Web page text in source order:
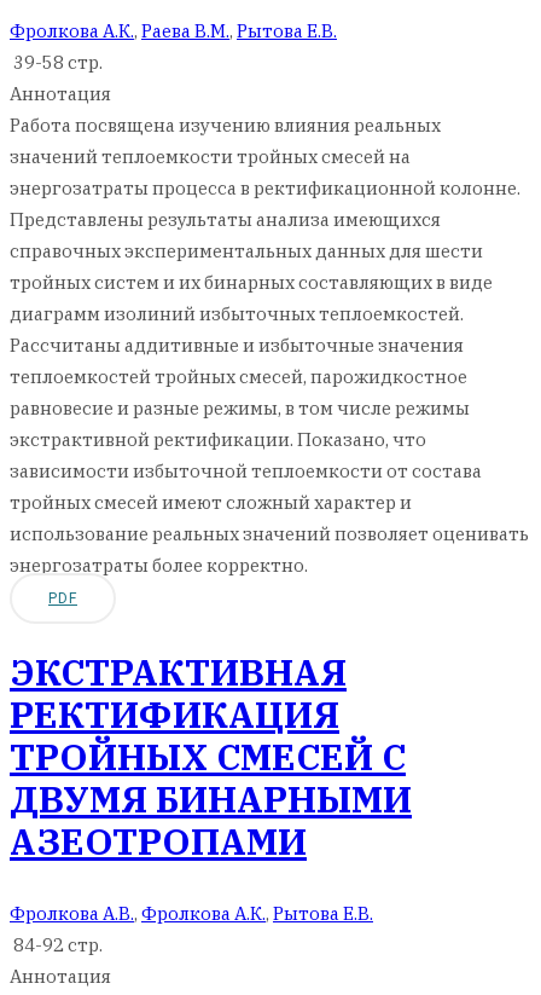
Фролкова А.К., Раева В.М., Рытова Е.В.
39-58 стр.
Аннотация
Работа посвящена изучению влияния реальных
значений теплоемкости тройных смесей на
энергозатраты процесса в ректификационной колонне.
Представлены результаты анализа имеющихся
справочных экспериментальных данных для шести
тройных систем и их бинарных составляющих в виде
диаграмм изолиний избыточных теплоемкостей.
Рассчитаны аддитивные и избыточные значения
теплоемкостей тройных смесей, парожидкостное
равновесие и разные режимы, в том числе режимы
экстрактивной ректификации. Показано, что
зависимости избыточной теплоемкости от состава
тройных смесей имеют сложный характер и
использование реальных значений позволяет оценивать
энергозатраты более корректно.
PDF
ЭКСТРАКТИВНАЯ
РЕКТИФИКАЦИЯ
ТРОЙНЫХ СМЕСЕЙ С
ДВУМЯ БИНАРНЫМИ
АЗЕОТРОПАМИ
Фролкова А.В., Фролкова А.К., Рытова Е.В.
84-92 стр.
Аннотация